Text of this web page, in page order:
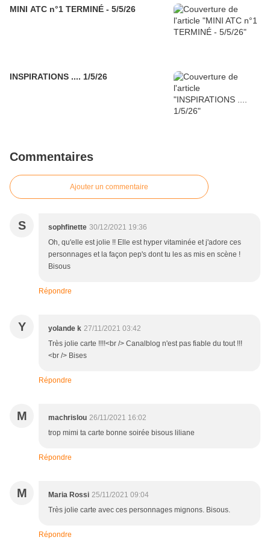
MINI ATC n°1 TERMINÉ - 5/5/26
INSPIRATIONS .... 1/5/26
Commentaires
Ajouter un commentaire
S sophfinette 30/12/2021 19:36
Oh, qu'elle est jolie !! Elle est hyper vitaminée et j'adore ces
personnages et la façon pep's dont tu les as mis en scène !
Bisous
Répondre
Y yolande k 27/11/2021 03:42
Très jolie carte !!!!<br /> Canalblog n'est pas fiable du tout !!!
<br /> Bises
Répondre
M machrislou 26/11/2021 16:02
trop mimi ta carte bonne soirée bisous liliane
Répondre
M Maria Rossi 25/11/2021 09:04
Très jolie carte avec ces personnages mignons. Bisous.
Répondre